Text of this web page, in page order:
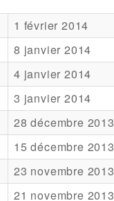
1 février 2014
8 janvier 2014
4 janvier 2014
3 janvier 2014
28 décembre 2013
15 décembre 2013
23 novembre 2013
21 novembre 2013